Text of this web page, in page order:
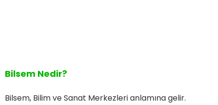
Bilsem Nedir?
Bilsem, Bilim ve Sanat Merkezleri anlamına gelir.